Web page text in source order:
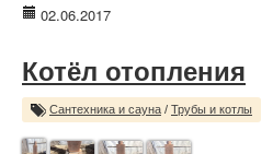
02.06.2017
Котёл отопления
Сантехника и сауна / Трубы и котлы